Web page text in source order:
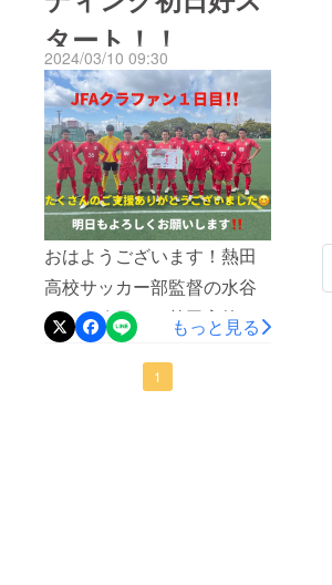
が日に日に強くなっていま
す。チームは８年ぶりの愛
知県１部リーグで開幕から
連敗をしてしまいました。
選手は最後まで粘り強く戦
い抜いています。ですが、
やはり１部リーグの壁は高
いです。ですが、やりがい
もありますし、選手は下を
向いていません。「前を向
いている」私とって彼らは
希望です。勝っていない
我々が全国なんて口にして
のおかげで実現することが
できました！！ありがとう
ございます。最近では選手
からもクラウドファンディ
ングに関する話が聞こえて
きています。周囲から応援
されていることを感じるこ
とはプラスであり、活動に
も熱が入っています。そし
て、新しいリターンを検討
しています。一つはもう少
し支援してくださる層を広
タート！！
2024/03/10 09:30
おはようございます！熱田
高校サッカー部監督の水谷
です！昨日より熱田高校
サッカー部の挑戦、JFAクラ
ファンをスタートしまし
もっと見る
1